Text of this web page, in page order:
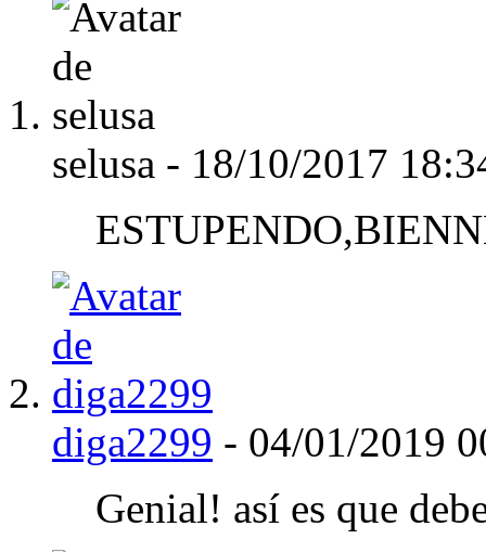
selusa - 18/10/2017
diga2299 - 04/01/2019
Genial! así es que